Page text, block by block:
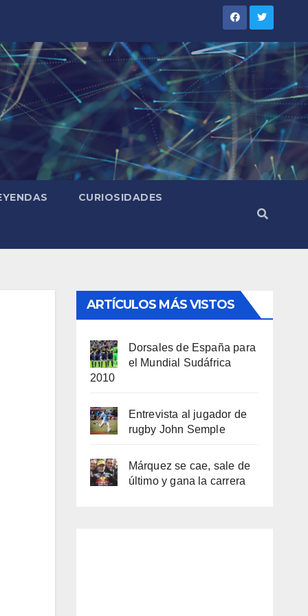
CURIOSIDADES
ARTÍCULOS MÁS VISTOS
Dorsales de España para
el Mundial Sudáfrica
2010
Entrevista al jugador de
rugby John Semple
Márquez se cae, sale de
último y gana la carrera